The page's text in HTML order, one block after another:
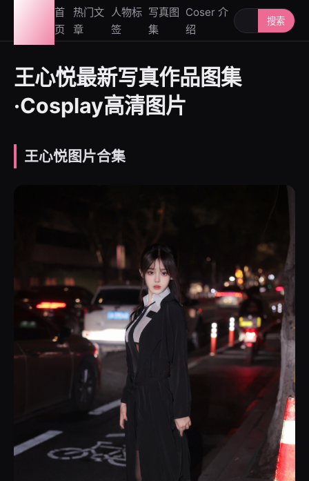
首
页
热门文
章
人物标
签
写真图
集
Coser 介
绍
搜索人物或写
搜索
王心悦最新写真作品图集
·Cosplay高清图片
王心悦图片合集